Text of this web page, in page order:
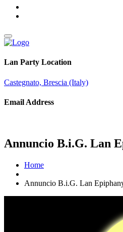
Lan Party Location
Castegnato, Brescia (Italy)
Email Address
Annuncio B.i.G. Lan
Home
Annuncio B.i.G. Lan